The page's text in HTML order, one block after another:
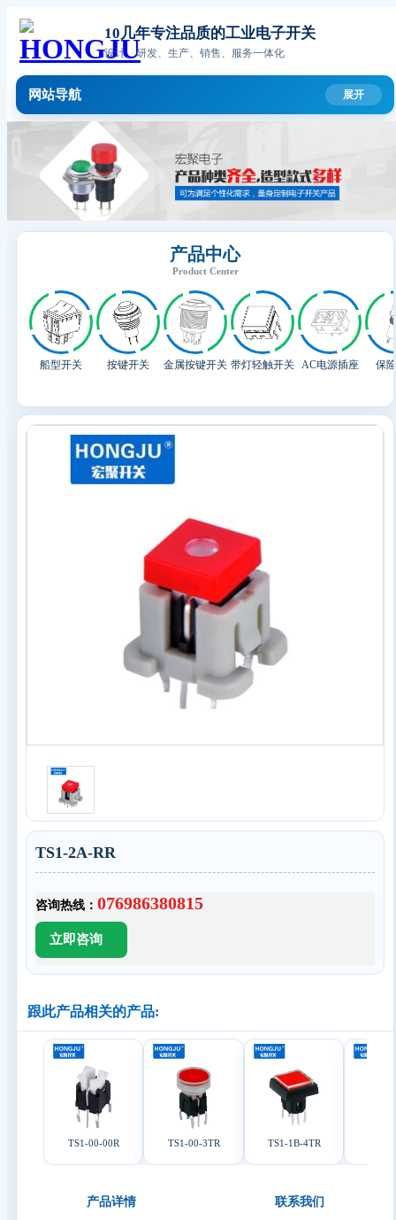
10几年专注品质的工业电子开关
设计、研发、生产、销售、服务一体化
网站导航
产品中心
Product Center
船型开关 按键开关 金属按键开关 带灯轻触开关 AC电源插座 保
TS1-2A-RR
咨询热线： 076986380815
跟此产品相关的产品:
TS1-00-00R TS1-00-3TR TS1-1B-4TR
产品详情 联系我们